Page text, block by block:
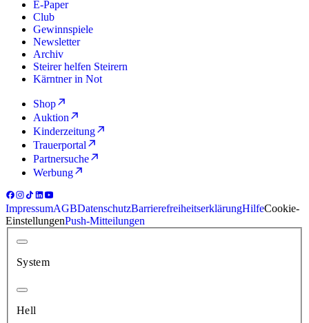
E-Paper
Club
Gewinnspiele
Newsletter
Archiv
Steirer helfen Steirern
Kärntner in Not
Shop
Auktion
Kinderzeitung
Trauerportal
Partnersuche
Werbung
ImpressumAGBDatenschutzBarrierefreiheitserklärungHilfeCookie-
EinstellungenPush-Mitteilungen
System
Hell